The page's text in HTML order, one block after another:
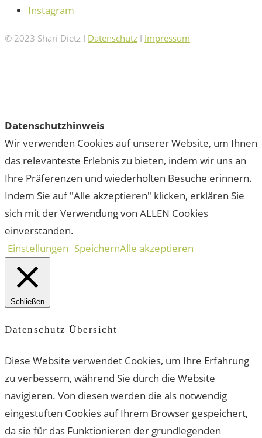
Instagram
© 2023 Shari Dietz I Datenschutz I Impressum
Datenschutzhinweis
Wir verwenden Cookies auf unserer Website, um Ihnen
das relevanteste Erlebnis zu bieten, indem wir uns an
Ihre Präferenzen und wiederholten Besuche erinnern.
Indem Sie auf "Alle akzeptieren" klicken, erklären Sie
sich mit der Verwendung von ALLEN Cookies
einverstanden.
Einstellungen SpeichernAlle akzeptieren
Schließen
Datenschutz Übersicht
Diese Website verwendet Cookies, um Ihre Erfahrung
zu verbessern, während Sie durch die Website
navigieren. Von diesen werden die als notwendig
eingestuften Cookies auf Ihrem Browser gespeichert,
da sie für das Funktionieren der grundlegenden